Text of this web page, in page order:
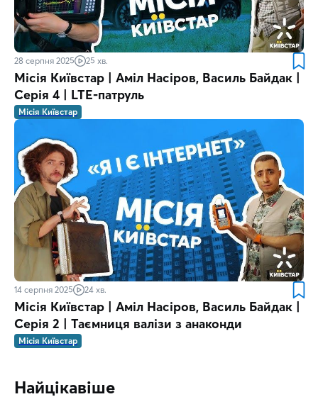
28 серпня 2025 25 хв.
Місія Київстар | Аміл Насіров, Василь Байдак |
Серія 4 | LTE-патруль
Місія Київстар
14 серпня 2025 24 хв.
Місія Київстар | Аміл Насіров, Василь Байдак |
Серія 2 | Таємниця валізи з анаконди
Місія Київстар
Найцікавіше